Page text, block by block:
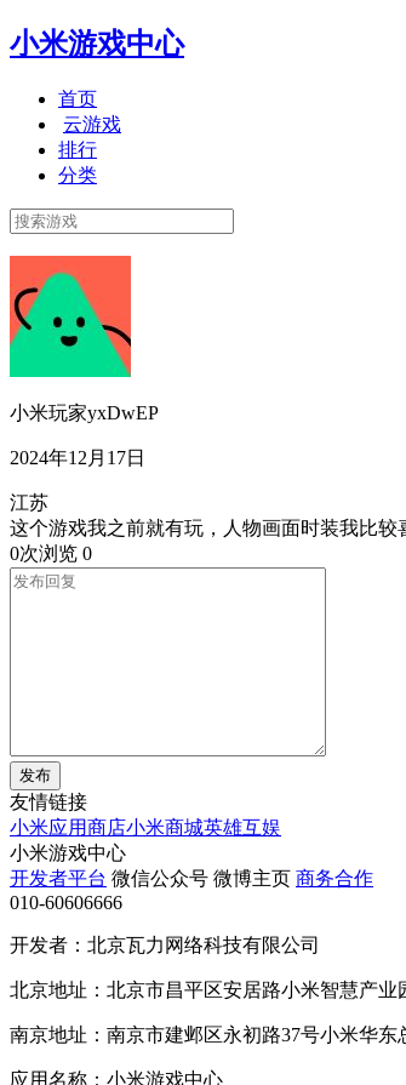
小米游戏中心
首页
云游戏
排行
分类
小米玩家yxDwEP
2024年12月17日
江苏
这个游戏我之前就有玩，人物画面时装我比
0次浏览 0
发布
友情链接
小米应用商店小米商城英雄互娱
小米游戏中心
开发者平台 微信公众号 微博主页 商务合作
010-60606666
开发者：北京瓦力网络科技有限公司
北京地址：北京市昌平区安居路小米智慧产业
南京地址：南京市建邺区永初路37号小米华东
应用名称：小米游戏中心